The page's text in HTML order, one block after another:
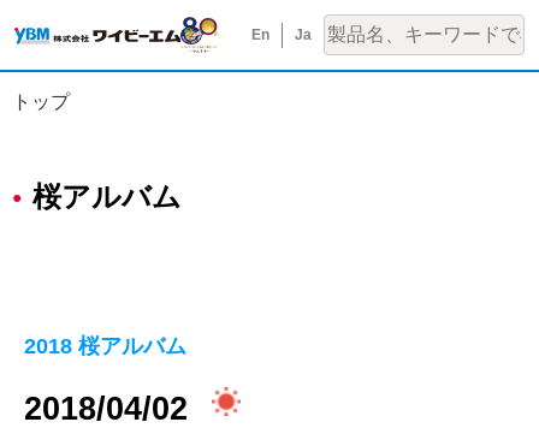
En Ja
トップ
桜アルバム
2018 桜アルバム
2018/04/02